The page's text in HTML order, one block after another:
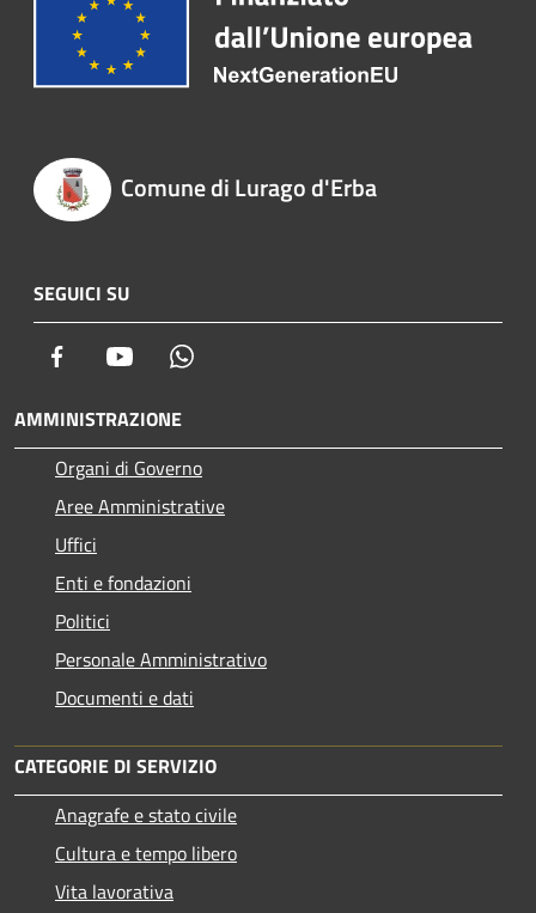
Comune di Lurago d'Erba
SEGUICI SU
Facebook Youtube
AMMINISTRAZIONE
Organi di Governo
Aree Amministrative
Uffici
Enti e fondazioni
Politici
Personale Amministrativo
Documenti e dati
CATEGORIE DI SERVIZIO
Anagrafe e stato civile
Cultura e tempo libero
Vita lavorativa